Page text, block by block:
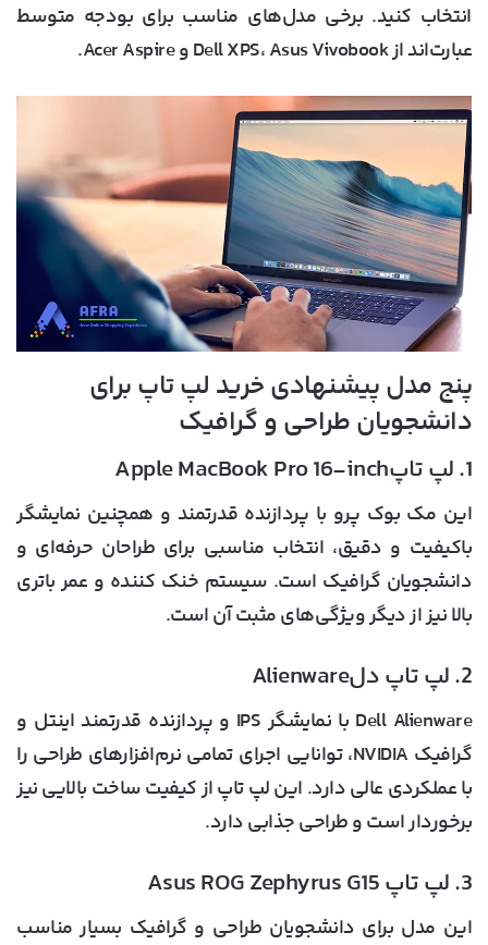
انتخاب کنید. برخی مدل‌های مناسب برای بودجه متوسط
عبارت‌اند از Dell XPS، Asus Vivobook و Acer Aspire.
پنج مدل پیشنهادی خرید لپ تاپ برای
دانشجویان طراحی و گرافیک
1. لپ تاپApple MacBook Pro 16-inch
این مک ‌بوک پرو با پردازنده قدرتمند و همچنین نمایشگر
باکیفیت و دقیق، انتخاب مناسبی برای طراحان حرفه‌ای و
دانشجویان گرافیک است. سیستم خنک ‌کننده و عمر باتری
بالا نیز از دیگر ویژگی‌های مثبت آن است.
2. لپ تاپ دلAlienware
Dell Alienware با نمایشگر IPS و پردازنده قدرتمند اینتل و
گرافیک NVIDIA، توانایی اجرای تمامی نرم‌افزارهای طراحی را
با عملکردی عالی دارد. این لپ تاپ از کیفیت ساخت بالایی نیز
برخوردار است و طراحی جذابی دارد.
3. لپ تاپ Asus ROG Zephyrus G15
این مدل برای دانشجویان طراحی و گرافیک بسیار مناسب